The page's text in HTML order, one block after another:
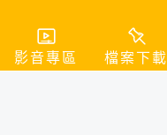
影音專區 檔案下載